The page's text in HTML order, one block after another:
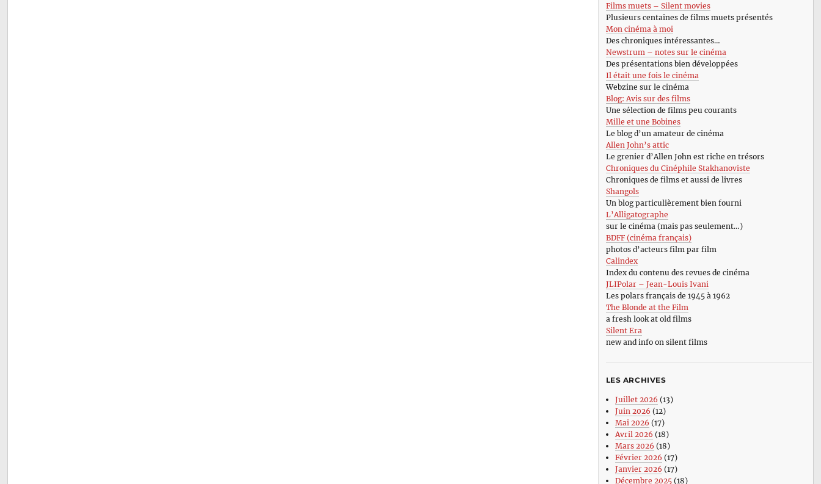
Films muets – Silent movies
Plusieurs centaines de films muets présentés
Mon cinéma à moi
Des chroniques intéressantes…
Newstrum – notes sur le cinéma
Des présentations bien développées
Il était une fois le cinéma
Webzine sur le cinéma
Blog: Avis sur des films
Une sélection de films peu courants
Mille et une Bobines
Le blog d’un amateur de cinéma
Allen John’s attic
Le grenier d’Allen John est riche en trésors
Chroniques du Cinéphile Stakhanoviste
Chroniques de films et aussi de livres
Shangols
Un blog particulièrement bien fourni
L’Alligatographe
sur le cinéma (mais pas seulement…)
BDFF (cinéma français)
photos d’acteurs film par film
Calindex
Index du contenu des revues de cinéma
JLIPolar – Jean-Louis Ivani
Les polars français de 1945 à 1962
The Blonde at the Film
a fresh look at old films
Silent Era
new and info on silent films
LES ARCHIVES
Juillet 2026 (13)
Juin 2026 (12)
Mai 2026 (17)
Avril 2026 (18)
Mars 2026 (18)
Février 2026 (17)
Janvier 2026 (17)
Décembre 2025(18)